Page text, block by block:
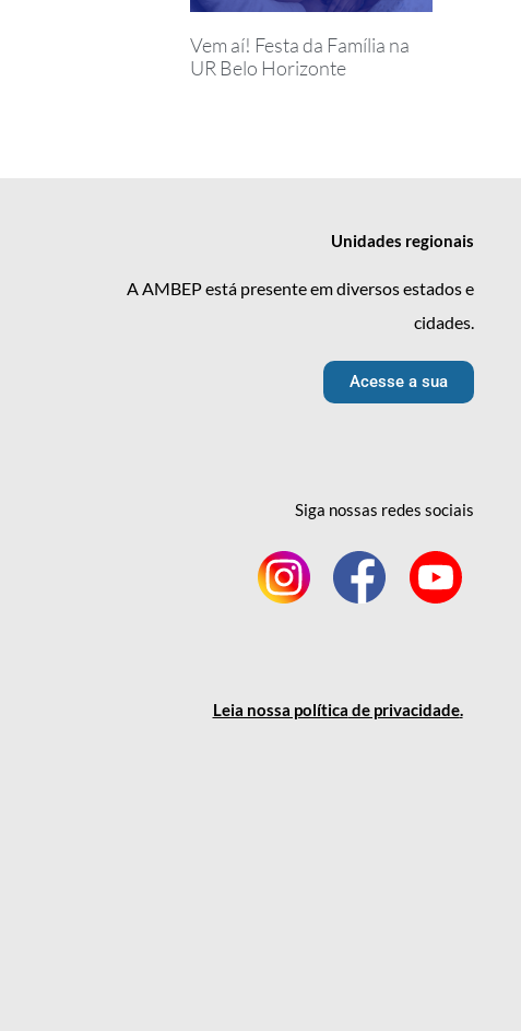
Vem aí! Festa da Família na
UR Belo Horizonte
Unidades regionais
A AMBEP está presente em diversos estados e
cidades.
Acesse a sua
Siga nossas redes sociais
Leia nossa política de privacidade.